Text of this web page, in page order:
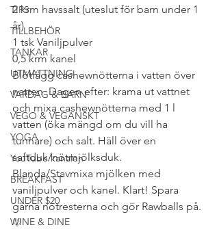
TIPS
TILLBEHÖR
TANKAR
UTMATTNING
VARDAG & BARN
VEGO & VEGANSKT
YOGA
YouTube kanalen
BREAKFAST
UNDER $20
WINE & DINE
2 krm havssalt (uteslut för barn under 1
år)
1 tsk Vaniljpulver
0,5 krm kanel
Blötlägg cashewnötterna i vatten över
natten. Dagen efter: krama ut vattnet
och mixa cashewnötterna med 1 l
vatten (öka mängd om du vill ha
tunnare) och salt. Häll över en
saftduk/nötmjölksduk.
Blanda/Stavmixa mjölken med
vaniljpulver och kanel. Klart! Spara
gärna nötresterna och gör Rawballs på.
♡